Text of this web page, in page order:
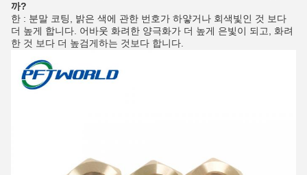
까?
한 : 분말 코팅, 밝은 색에 관한 번호가 하얗거나 회색빛인 것 보다
더 높게 합니다. 어바웃 화려한 양극화가 더 높게 은빛이 되고, 화려
한 것 보다 더 높검게하는 것보다 합니다.